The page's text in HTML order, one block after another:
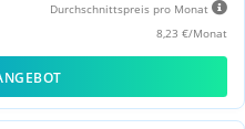
Durchschnittspreis pro Monat
8,23 €/Monat